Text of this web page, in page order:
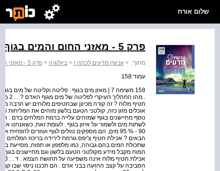
שלום אורח
פרק 5 - מאזני החום והמים בגוף האדם
מתוך: > עכשיו מדעים לכתה ז > ביולוגיה > פרק 5 - מאזני החום והמים בגוף האדם
עמוד:158
158 משימה 7 | מאזן מים בגוף . פליטה וקליטה של
. מהו
חטיף מלוח ? זה קורה מכיוון שבחטיפים מלוחים יש הרבה
אוכלים מזון כזה, קולטני הטעם בלשון מזהים את המליחות
נוסף מחיישנים בגוף שמזהים עלייה ברמת המלחים בדם .
לשתות מים ולשמור על איזון בגוף . לעומת זאת, כשאנחנו
90 - % 95 מים, הם מספקים נוזלים לגוף ועוזרים
הבאים ? אכילת חטיף צ'יפס גורמת לירידה בריכוז המלחים
שתכולת המים בהם גבוהה, כמו מלפפון או תפוח, מסייעת
המוח מקבל מידע מקולטני הטעם בלשון וגם מחיישנים
הסביבה על קצב ההזעה בבני אדם . הם תכננו ניסוי שבו